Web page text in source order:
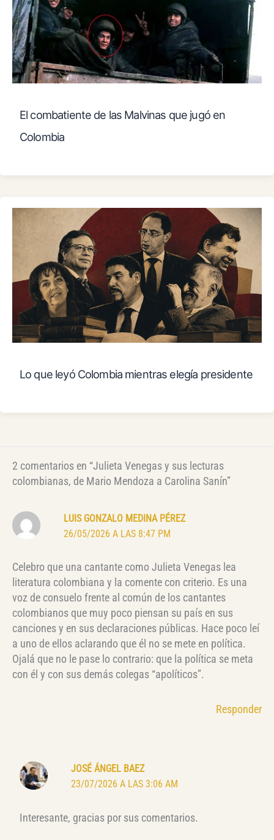
El combatiente de las Malvinas que jugó en
Colombia
Lo que leyó Colombia mientras elegía presidente
2 comentarios en “Julieta Venegas y sus lecturas
colombianas, de Mario Mendoza a Carolina Sanín”
LUIS GONZALO MEDINA PÉREZ
26/05/2026 A LAS 8:47 PM
Celebro que una cantante como Julieta Venegas lea
literatura colombiana y la comente con criterio. Es una
voz de consuelo frente al común de los cantantes
colombianos que muy poco piensan su país en sus
canciones y en sus declaraciones públicas. Hace poco leí
a uno de ellos aclarando que él no se mete en política.
Ojalá que no le pase lo contrario: que la política se meta
con él y con sus demás colegas “apolíticos”.
Responder
JOSÉ ÁNGEL BAEZ
23/07/2026 A LAS 3:06 AM
Interesante, gracias por sus comentarios.